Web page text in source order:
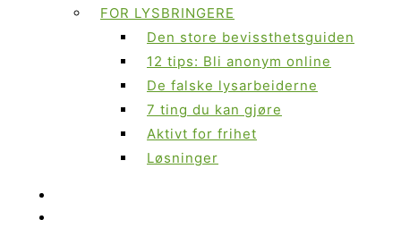
FOR LYSBRINGERE
Den store bevissthetsguiden
12 tips: Bli anonym online
De falske lysarbeiderne
7 ting du kan gjøre
Aktivt for frihet
Løsninger